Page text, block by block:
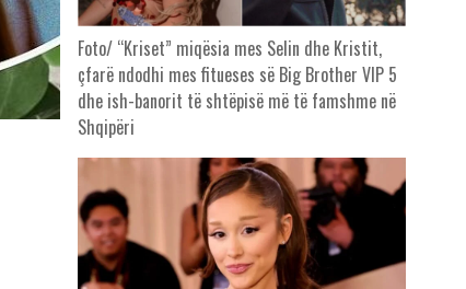
Foto/ “Kriset” miqësia mes Selin dhe Kristit,
çfarë ndodhi mes fitueses së Big Brother VIP 5
dhe ish-banorit të shtëpisë më të famshme në
Shqipëri